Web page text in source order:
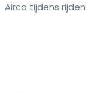
Airco tijdens rijden